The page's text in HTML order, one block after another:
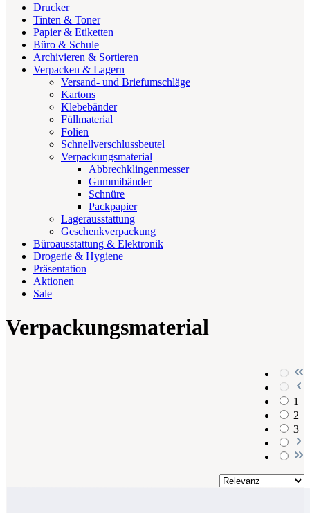
Drucker
Tinten & Toner
Papier & Etiketten
Büro & Schule
Archivieren & Sortieren
Verpacken & Lagern
Versand- und Briefumschläge
Kartons
Klebebänder
Füllmaterial
Folien
Schnellverschlussbeutel
Verpackungsmaterial
Abbrechklingenmesser
Gummibänder
Schnüre
Packpapier
Lagerausstattung
Geschenkverpackung
Büroausstattung & Elektronik
Drogerie & Hygiene
Präsentation
Aktionen
Sale
Verpackungsmaterial
1
2
3